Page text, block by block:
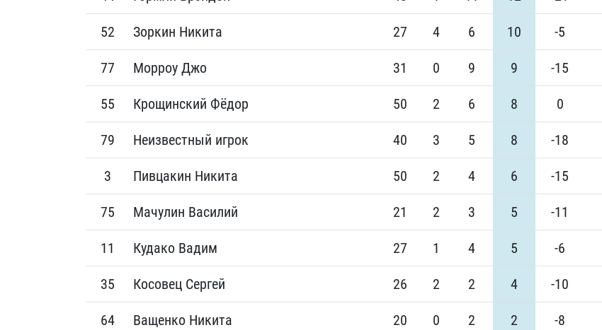
52 Зоркин Никита 27 4 6 10 -5
77 Морроу Джо 31 0 9 9 -15
55 Крощинский Фёдор 50 2 6 8 0
79 Неизвестный игрок 40 3 5 8 -18
3 Пивцакин Никита 50 2 4 6 -15
75 Мачулин Василий 21 2 3 5 -11
11 Кудако Вадим 27 1 4 5 -6
35 Косовец Сергей 26 2 2 4 -10
64 Ващенко Никита 20 0 2 2 -8